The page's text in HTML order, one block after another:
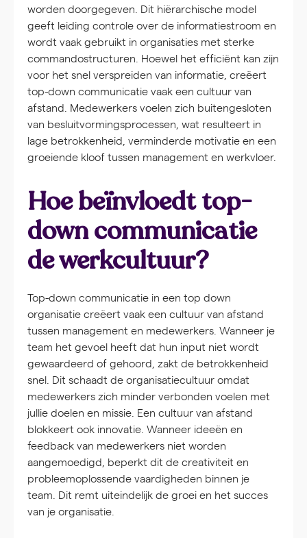
worden doorgegeven. Dit hiërarchische model
geeft leiding controle over de informatiestroom en
wordt vaak gebruikt in organisaties met sterke
commandostructuren. Hoewel het efficiënt kan zijn
voor het snel verspreiden van informatie, creëert
top-down communicatie vaak een cultuur van
afstand. Medewerkers voelen zich buitengesloten
van besluitvormingsprocessen, wat resulteert in
lage betrokkenheid, verminderde motivatie en een
groeiende kloof tussen management en werkvloer.
Hoe beïnvloedt top-
down communicatie
de werkcultuur?
Top-down communicatie in een top down
organisatie creëert vaak een cultuur van afstand
tussen management en medewerkers. Wanneer je
team het gevoel heeft dat hun input niet wordt
gewaardeerd of gehoord, zakt de betrokkenheid
snel. Dit schaadt de organisatiecultuur omdat
medewerkers zich minder verbonden voelen met
jullie doelen en missie. Een cultuur van afstand
blokkeert ook innovatie. Wanneer ideeën en
feedback van medewerkers niet worden
aangemoedigd, beperkt dit de creativiteit en
probleemoplossende vaardigheden binnen je
team. Dit remt uiteindelijk de groei en het succes
van je organisatie.